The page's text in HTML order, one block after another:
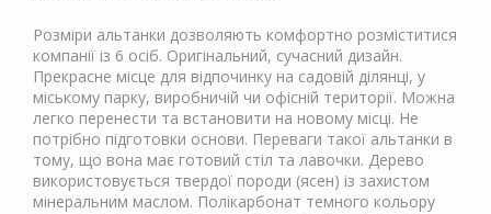
Розміри альтанки дозволяють комфортно розміститися
компанії із 6 осіб. Оригінальний, сучасний дизайн.
Прекрасне місце для відпочинку на садовій ділянці, у
міському парку, виробничій чи офісній території. Можна
легко перенести та встановити на новому місці. Не
потрібно підготовки основи. Переваги такої альтанки в
тому, що вона має готовий стіл та лавочки. Дерево
використовується твердої породи (ясен) із захистом
мінеральним маслом. Полікарбонат темного кольору